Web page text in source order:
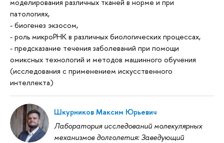
моделирования различных тканей в норме и при
патологиях,
- биогенез экзосом,
- роль микроРНК в различных биологических процессах,
- предсказание течения заболеваний при помощи
омиксных технологий и методов машинного обучения
(исследования с применением искусственного
интеллекта)
Шкурников Максим Юрьевич
Лаборатория исследований молекулярных
механизмов долголетия: Заведующий